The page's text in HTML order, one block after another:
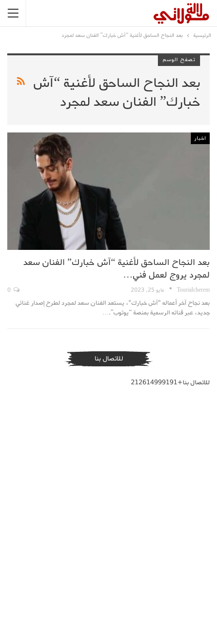
الرئيسية بعد النجاح الساحق لأغنية “آش خبارك” الفنان سعد لمجرد
تصفح الوسم
بعد النجاح الساحق لأغنية “آش
خبارك” الفنان سعد لمجرد
اخبار
بعد النجاح الساحق لأغنية “آش خبارك” الفنان سعد
لمجرد يروج لعمل فني…
TouriaIcherem مايو 25, 2023
بعد نجاح آخر أعماله "آش خبارك"، يستعد الفنان سعد لمجرد لطرح إصدار غنائي
جديد، عبر قناته الرسمية بمنصة “يوتوب”.…
للاتصال بنا
للاتصال بنا+212614999191